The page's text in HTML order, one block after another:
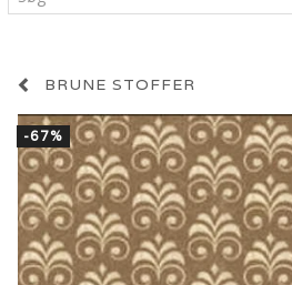
BRUNE STOFFER
-67%